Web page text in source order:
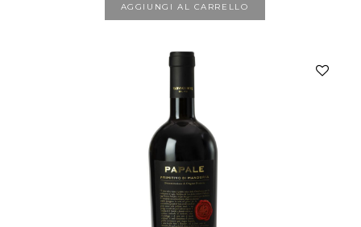
AGGIUNGI AL CARRELLO